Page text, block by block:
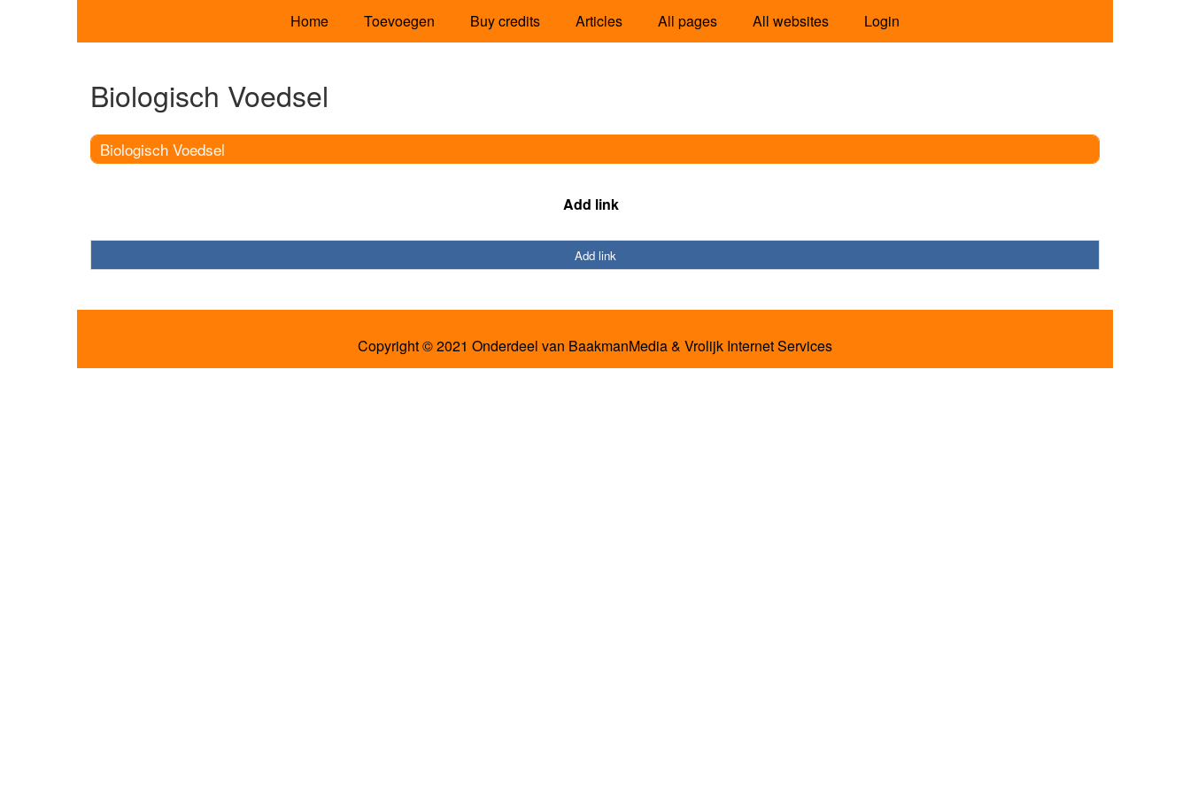
Home Toevoegen Buy credits Articles All pages All websites Login
Biologisch Voedsel
Biologisch Voedsel
Add link
Add link
Copyright © 2021 Onderdeel van BaakmanMedia& Vrolijk Internet Services